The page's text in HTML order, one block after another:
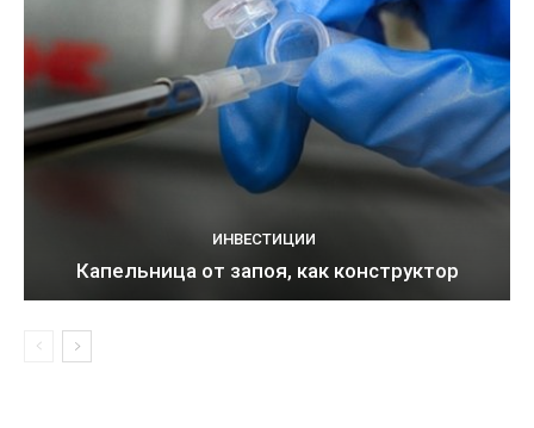
ИНВЕСТИЦИИ
Капельница от запоя, как конструктор